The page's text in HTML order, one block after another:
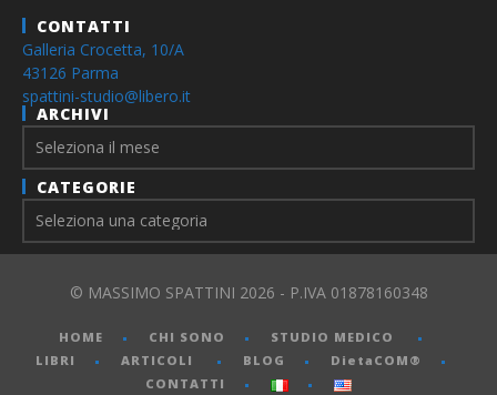
CONTATTI
Galleria Crocetta, 10/A
43126 Parma
spattini-studio@libero.it
ARCHIVI
Archivi
CATEGORIE
© MASSIMO SPATTINI 2026 - P.IVA 01878160348
HOME CHI SONO
STUDIO MEDICO
LIBRI
ARTICOLI BLOG
DietaCOM®
CONTATTI